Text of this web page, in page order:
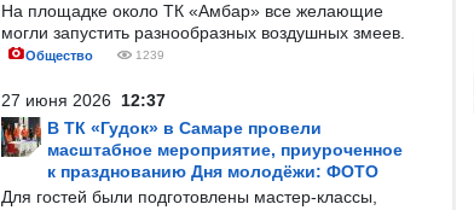
На площадке около ТК «Амбар» все желающие
могли запустить разнообразных воздушных змеев.
Общество 1239
27 июня 2026 12:37
В ТК «Гудок» в Самаре провели
масштабное мероприятие, приуроченное
к празднованию Дня молодёжи: ФОТО
Для гостей были подготовлены мастер-классы,